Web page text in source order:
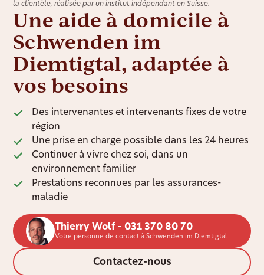
la clientèle, réalisée par un institut indépendant en Suisse.
Une aide à domicile à
Schwenden im
Diemtigtal, adaptée à
vos besoins
Des intervenantes et intervenants fixes de votre
région
Une prise en charge possible dans les 24 heures
Continuer à vivre chez soi, dans un
environnement familier
Prestations reconnues par les assurances-
maladie
Thierry Wolf - 031 370 80 70
Votre personne de contact à Schwenden im Diemtigtal
Contactez-nous